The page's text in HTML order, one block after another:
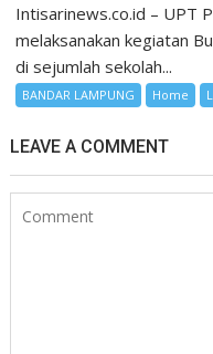
Intisarinews.co.id – UPT
melaksanakan kegiatan
di sejumlah sekolah...
BANDAR LAMPUNG Home
LEAVE A COMMENT